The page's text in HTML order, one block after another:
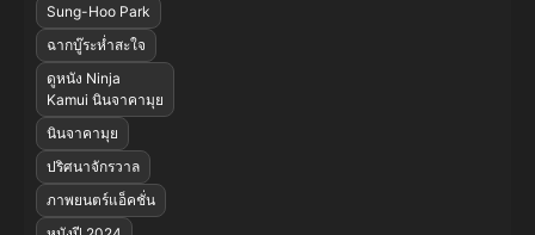
Sung-Hoo Park
ฉากบู๊ระห่ำสะใจ
ดูหนัง Ninja
Kamui นินจาคามุย
นินจาคามุย
ปริศนาจักรวาล
ภาพยนตร์แอ็คชั่น